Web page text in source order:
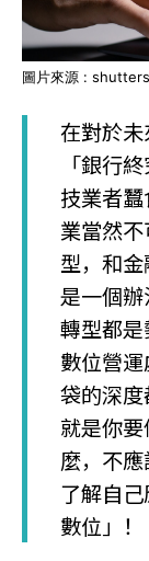
圖片來源 :
在對於
「銀行
技業者
業當然
型，和
是一個
轉型都
數位營
袋的深
就是你
麼，不
了解自
數位」！